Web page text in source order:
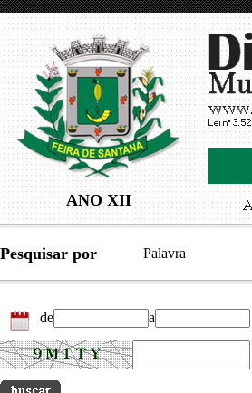
ANO XII
Pesquisar por Palavra
de a